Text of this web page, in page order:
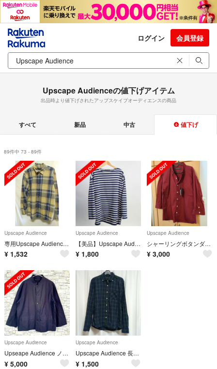
ログイン 会員登録
Upscape Audienceの値下げアイテム
出品時より値下げされたアップスケイプオーディエンスの商品
すべて 新品 中古 値下げ
89件中 73 - 89件
Upscape Audience
専用Upscape Audienceチェック長袖シャツベージュ日本製良品L
¥ 1,532
Upscape Audience
【美品】Upscape Audience フレンチボーダー バスクシャツ
¥ 1,800
Upscape Audience
シャーリングボタンダウン7分袖シャツ【MADE IN JAPAN】『日本製』
¥ 3,000
Upscape Audience
Upseape Audience ノーカラーシャツジャケット ガーデニング L
¥ 5,000
Upscape Audience
Upscape Audience 長袖チェックシャツ Ｌサイズ 緑 グリーン 紺
¥ 1,500